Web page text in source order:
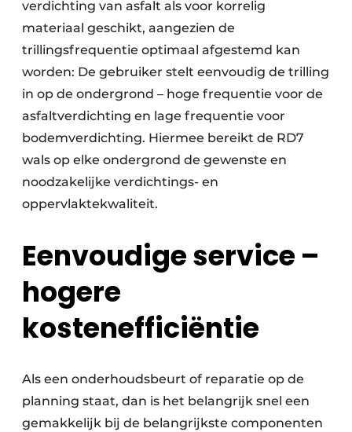
verdichting van asfalt als voor korrelig
materiaal geschikt, aangezien de
trillingsfrequentie optimaal afgestemd kan
worden: De gebruiker stelt eenvoudig de trilling
in op de ondergrond – hoge frequentie voor de
asfaltverdichting en lage frequentie voor
bodemverdichting. Hiermee bereikt de RD7
wals op elke ondergrond de gewenste en
noodzakelijke verdichtings- en
oppervlaktekwaliteit.
Eenvoudige service –
hogere
kostenefficiëntie
Als een onderhoudsbeurt of reparatie op de
planning staat, dan is het belangrijk snel een
gemakkelijk bij de belangrijkste componenten